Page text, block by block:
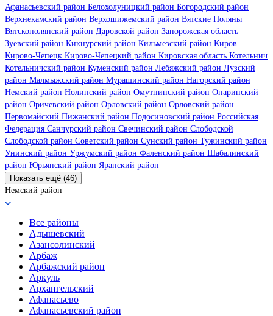
Афанасьевский район Белохолуницкий район Богородский район
Верхнекамский район Верхошижемский район Вятские Поляны
Вятскополянский район Даровской район Запорожская область
Зуевский район Кикнурский район Кильмезский район Киров
Кирово-Чепецк Кирово-Чепецкий район Кировская область Котельнич
Котельничский район Куменский район Лебяжский район Лузский
район Малмыжский район Мурашинский район Нагорский район
Немский район Нолинский район Омутнинский район Опаринский
район Оричевский район Орловский район Орловский район
Первомайский Пижанский район Подосиновский район Российская
Федерация Санчурский район Свечинский район Слободской
Слободской район Советский район Сунский район Тужинский район
Унинский район Уржумский район Фаленский район Шабалинский
район Юрьянский район Яранский район
Показать ещё (46)
Немский район
Все районы
Адышевский
Азансолинский
Арбаж
Арбажский район
Аркуль
Архангельский
Афанасьево
Афанасьевский район